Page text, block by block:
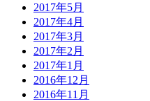
2017年5月
2017年4月
2017年3月
2017年2月
2017年1月
2016年12月
2016年11月